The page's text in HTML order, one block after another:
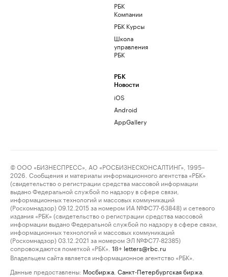
РБК
Компании
РБК Курсы
Школа
управления
РБК
РБК
Новости
iOS
Android
AppGallery
© ООО «БИЗНЕСПРЕСС», АО «РОСБИЗНЕСКОНСАЛТИНГ», 1995–
2026. Сообщения и материалы информационного агентства «РБК»
(свидетельство о регистрации средства массовой информации
выдано Федеральной службой по надзору в сфере связи,
информационных технологий и массовых коммуникаций
(Роскомнадзор) 09.12.2015 за номером ИА №ФС77-63848) и сетевого
издания «РБК» (свидетельство о регистрации средства массовой
информации выдано Федеральной службой по надзору в сфере связи,
информационных технологий и массовых коммуникаций
(Роскомнадзор) 03.12.2021 за номером ЭЛ №ФС77-82385)
сопровождаются пометкой «РБК».
18+ letters@rbc.ru
Владельцем сайта является информационное агентство «РБК».
Данные предоставлены: Мосбиржа Санкт-Петербургская биржа